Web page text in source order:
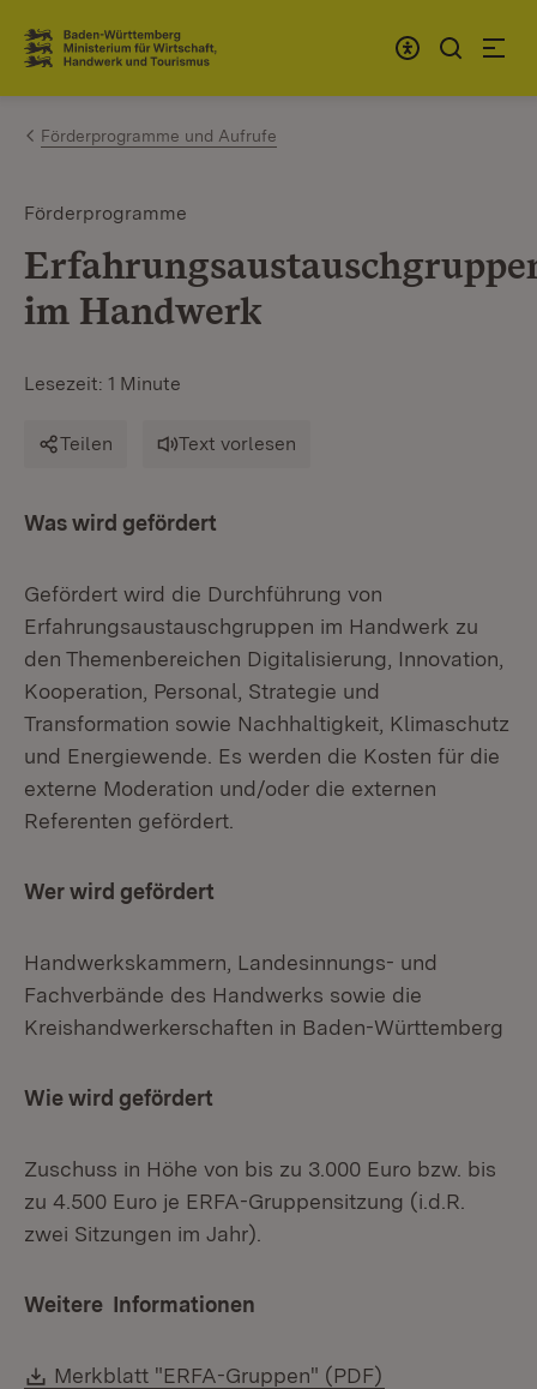
Zum Inhalt springen
Link zur Startseite
Förderprogramme und Aufrufe
Förderprogramme
im Handwerk
Lesezeit: 1 Minute
Teilen Text vorlesen
Was wird gefördert
Gefördert wird die Durchführung von
Erfahrungsaustauschgruppen im Handwerk zu
den Themenbereichen Digitalisierung, Innovation,
Kooperation, Personal, Strategie und
Transformation sowie Nachhaltigkeit, Klimaschutz
und Energiewende. Es werden die Kosten für die
externe Moderation und/oder die externen
Referenten gefördert.
Wer wird gefördert
Handwerkskammern, Landesinnungs- und
Fachverbände des Handwerks sowie die
Kreishandwerkerschaften in Baden-Württemberg
Wie wird gefördert
Zuschuss in Höhe von bis zu 3.000 Euro bzw. bis
zu 4.500 Euro je ERFA-Gruppensitzung (i.d.R.
zwei Sitzungen im Jahr).
Weitere Informationen
Download:
Merkblatt "ERFA-Gruppen" (PDF)